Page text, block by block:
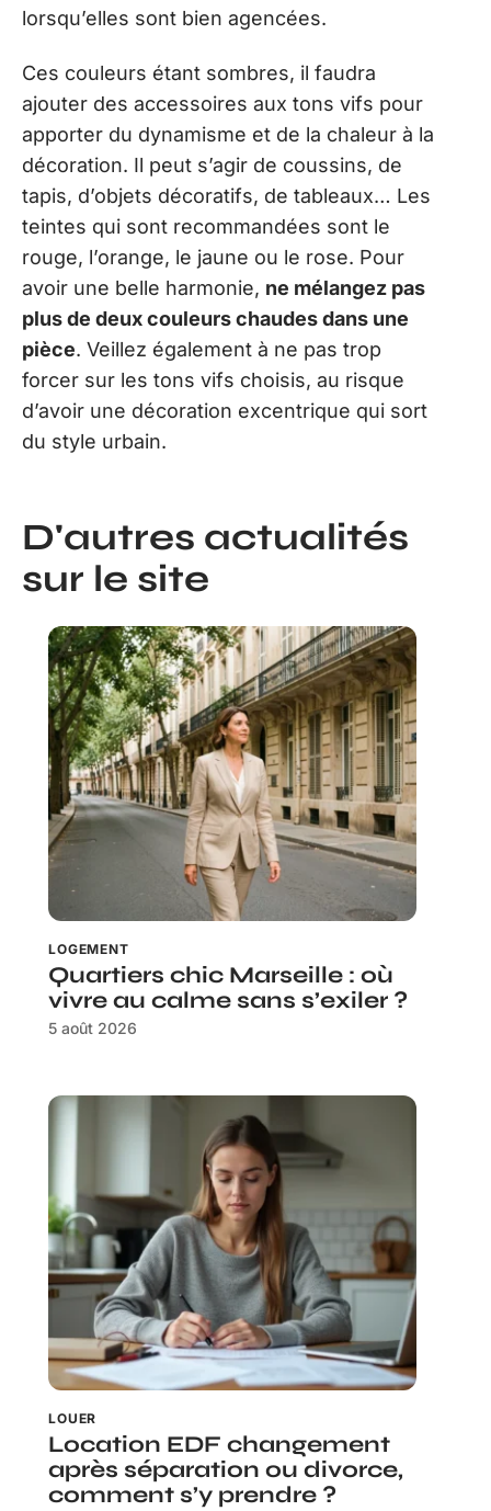
lorsqu’elles sont bien agencées.
Ces couleurs étant sombres, il faudra
ajouter des accessoires aux tons vifs pour
apporter du dynamisme et de la chaleur à la
décoration. Il peut s’agir de coussins, de
tapis, d’objets décoratifs, de tableaux… Les
teintes qui sont recommandées sont le
rouge, l’orange, le jaune ou le rose. Pour
avoir une belle harmonie, ne mélangez pas
plus de deux couleurs chaudes dans une
pièce. Veillez également à ne pas trop
forcer sur les tons vifs choisis, au risque
d’avoir une décoration excentrique qui sort
du style urbain.
D'autres actualités
sur le site
LOGEMENT
Quartiers chic Marseille : où
vivre au calme sans s’exiler ?
5 août 2026
LOUER
Location EDF changement
après séparation ou divorce,
comment s’y prendre ?